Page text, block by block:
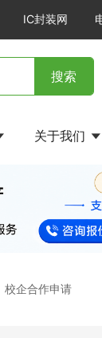
IC封装网
搜索
关于我们
校企合作申请